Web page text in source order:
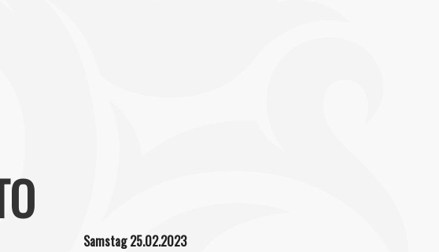
Samstag 25.02.2023